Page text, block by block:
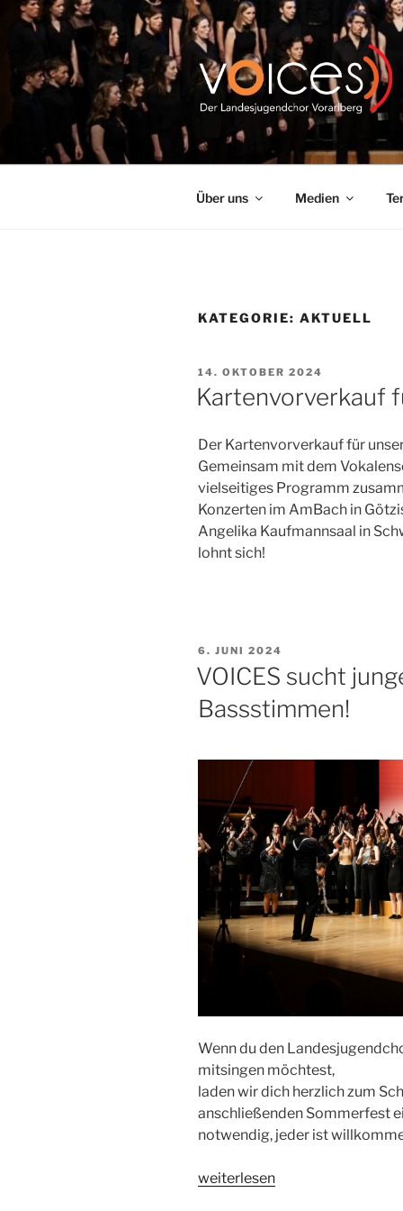
Zum
Inhalt
VOICES |
Über uns Medien
KATEGORIE: AKTUELL
VERÖFFENTLICHT
AM
14. OKTOBER 2024
Kartenvorverkauf
Der Kartenvorverkauf für
Gemeinsam mit dem
vielseitiges Programm
Konzerten im AmBach in
Angelika Kaufmannsaal in
lohnt sich!
VERÖFFENTLICHT
6. JUNI 2024
VOICES sucht
Bassstimmen!
Wenn du den
mitsingen möchtest,
laden wir dich herzlich zum
anschließenden Sommerfest
notwendig, jeder ist
„VOICES
weiterlesen